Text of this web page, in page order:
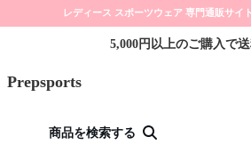
レディース スポーツウェア 専門通販サイ
5,000円以上のご購入で
Prepsports
商品を検索する